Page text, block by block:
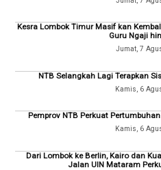
Kesra Lombok Timur Masif kan
Guru Ngaji
Jumat, 7
NTB Selangkah Lagi Terapkan
Kamis, 6
Pemprov NTB Perkuat
Kamis, 6
Dari Lombok ke Berlin, Kairo dan
Jalan UIN Mataram